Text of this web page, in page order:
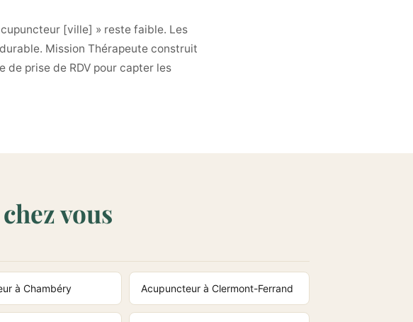
[ville] » reste faible. Les
Mission Thérapeute construit
prise de RDV pour capter les
vous
à Chambéry Acupuncteur à Clermont-Ferrand